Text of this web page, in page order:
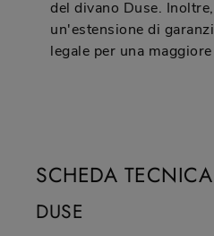
del divano Duse.
un'estensione di
legale per una
SCHEDA TECNICA
DUSE